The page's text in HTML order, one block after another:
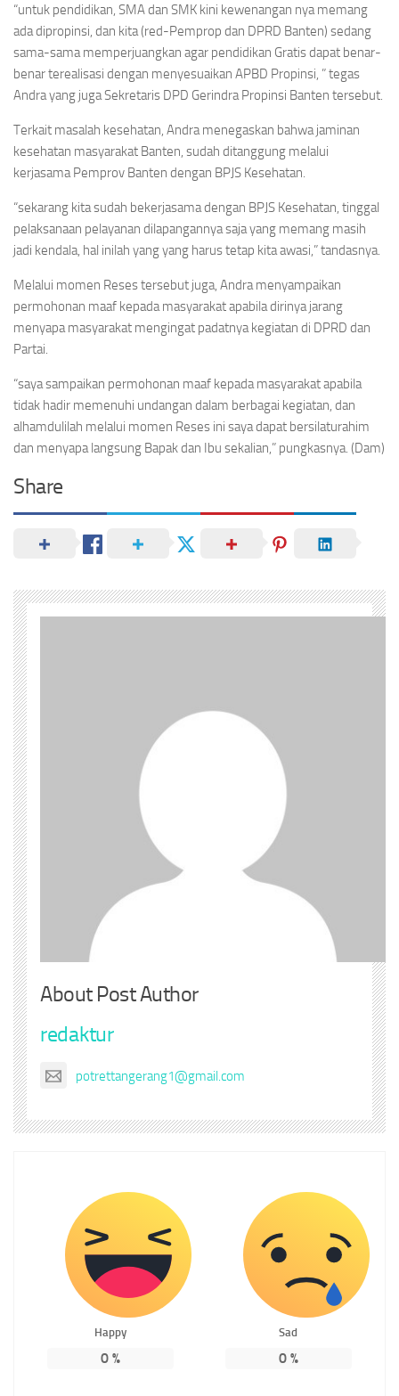
“untuk pendidikan, SMA dan SMK kini kewenangan nya memang
ada dipropinsi, dan kita (red-Pemprop dan DPRD Banten) sedang
sama-sama memperjuangkan agar pendidikan Gratis dapat benar-
benar terealisasi dengan menyesuaikan APBD Propinsi, ” tegas
Andra yang juga Sekretaris DPD Gerindra Propinsi Banten tersebut.
Terkait masalah kesehatan, Andra menegaskan bahwa jaminan
kesehatan masyarakat Banten, sudah ditanggung melalui
kerjasama Pemprov Banten dengan BPJS Kesehatan.
“sekarang kita sudah bekerjasama dengan BPJS Kesehatan, tinggal
pelaksanaan pelayanan dilapangannya saja yang memang masih
jadi kendala, hal inilah yang yang harus tetap kita awasi,” tandasnya.
Melalui momen Reses tersebut juga, Andra menyampaikan
permohonan maaf kepada masyarakat apabila dirinya jarang
menyapa masyarakat mengingat padatnya kegiatan di DPRD dan
Partai.
“saya sampaikan permohonan maaf kepada masyarakat apabila
tidak hadir memenuhi undangan dalam berbagai kegiatan, dan
alhamdulilah melalui momen Reses ini saya dapat bersilaturahim
dan menyapa langsung Bapak dan Ibu sekalian,” pungkasnya. (Dam)
Share
About Post Author
redaktur
potrettangerang1@gmail.com
Happy
0 %
Sad
0%